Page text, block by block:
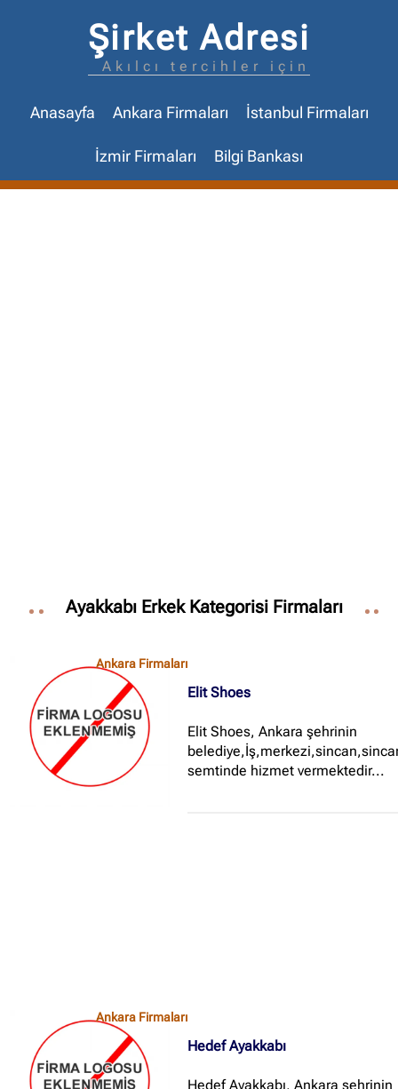
Şirket Adresi
Akılcı tercihler için
Anasayfa Ankara Firmaları İstanbul Firmaları
İzmir Firmaları Bilgi Bankası
Ayakkabı Erkek Kategorisi Firmaları
Ankara Firmaları
Elit Shoes
Elit Shoes, Ankara şehrinin
semtinde hizmet vermektedir...
Ankara Firmaları
Hedef Ayakkabı
Hedef Ayakkabı, Ankara şehrinin
İçerik grupları
İstanbul Firmaları
İzmir Firmaları(178)